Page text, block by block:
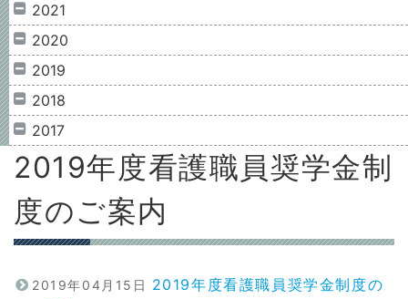
2021
2020
2019
2018
2017
2019年度看護職員奨学金制
度のご案内
2019年04月15日 2019年度看護職員奨学金制度の